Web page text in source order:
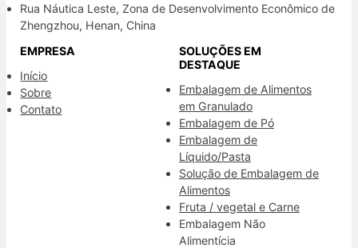
Rua Náutica Leste, Zona de Desenvolvimento Econômico de
Zhengzhou, Henan, China
EMPRESA
Início
Sobre
Contato
SOLUÇÕES EM
DESTAQUE
Embalagem de Alimentos
em Granulado
Embalagem de Pó
Embalagem de
Líquido/Pasta
Solução de Embalagem de
Alimentos
Fruta / vegetal e Carne
Embalagem Não
Alimentícia